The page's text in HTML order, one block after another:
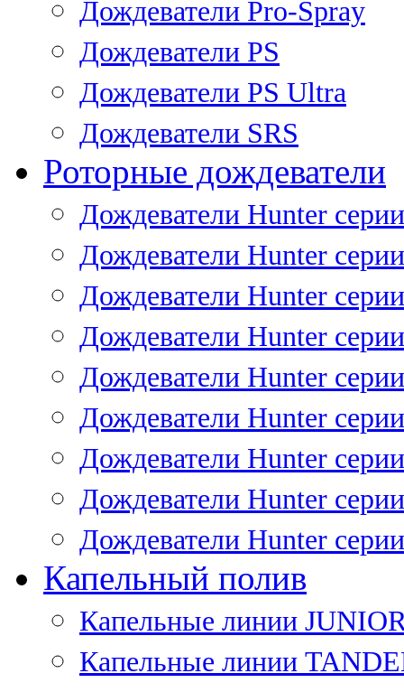
Дождеватели Pro-Spray
Дождеватели PS
Дождеватели PS Ultra
Дождеватели SRS
Роторные дождеватели
Дождеватели Hunter
Дождеватели Hunter
Дождеватели Hunter
Дождеватели Hunter
Дождеватели Hunter
Дождеватели Hunter
Дождеватели Hunter
Дождеватели Hunter
Дождеватели Hunter
Капельный полив
Капельные линии
Капельные линии